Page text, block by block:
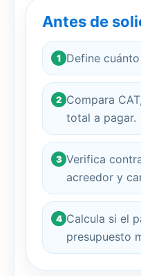
Antes de
1 Define
2 Compara
total a pagar.
3 Verifica
acreedor y
4 Calcula si el
presupuesto